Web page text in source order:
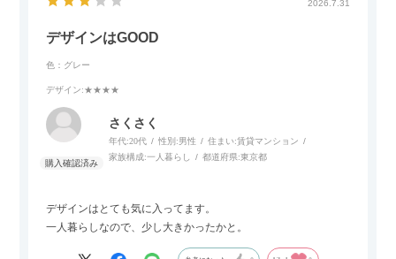
2026.7.31
デザインはGOOD
色：グレー
デザイン:★★★★
さくさく
年代:20代 性別:男性 住まい:賃貸マンション
家族構成:一人暮らし 都道府県:東京都
デザインはとても気に入ってます。
一人暮らしなので、少し大きかったかと。